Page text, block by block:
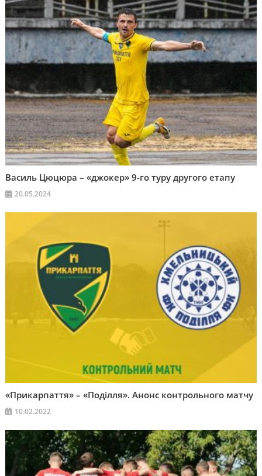
Василь Цюцюра – «джокер» 9-го туру другого етапу
20.05.2024
«Прикарпаття» – «Поділля». Анонс контрольного матчу
10.02.2022